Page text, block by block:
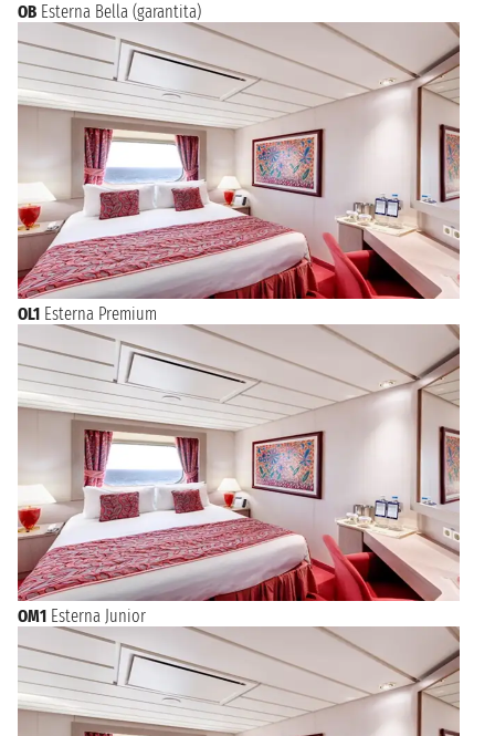
OB Esterna Bella (garantita)
OL1 Esterna Premium
OM1 Esterna Junior